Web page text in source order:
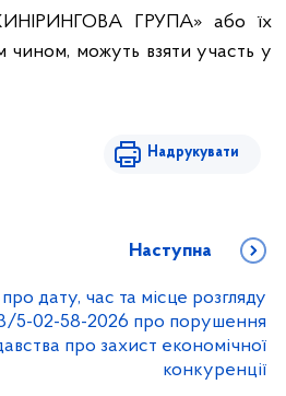
ГРУПА» або їх
можуть взяти участь у
Надрукувати
Наступна
дату, час та місце розгляду
5-02-58-2026 про порушення
про захист економічної
конкуренції